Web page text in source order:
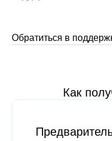
Обратиться в
Как